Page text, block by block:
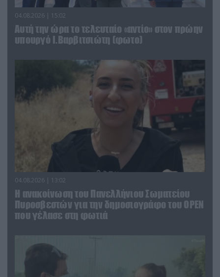
04.08.2026 | 15:02
Αυτή την ώρα το τελευταίο «αντίο» στον πρώην
υπουργό Ι.Βαρβιτσιώτη (φωτο)
04.08.2026 | 13:02
Η ανακοίνωση του Πανελλήνιου Σωματείου
Πυροσβεστών για την δημοσιογράφο του OPEN
που γέλασε στη φωτιά